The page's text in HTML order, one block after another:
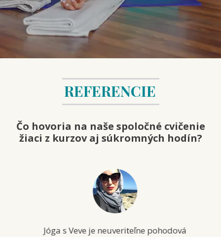
REFERENCIE
Čo hovoria na naše spoločné cvičenie
žiaci z kurzov aj súkromných hodín?
Jóga s Veve je neuveriteľne pohodová